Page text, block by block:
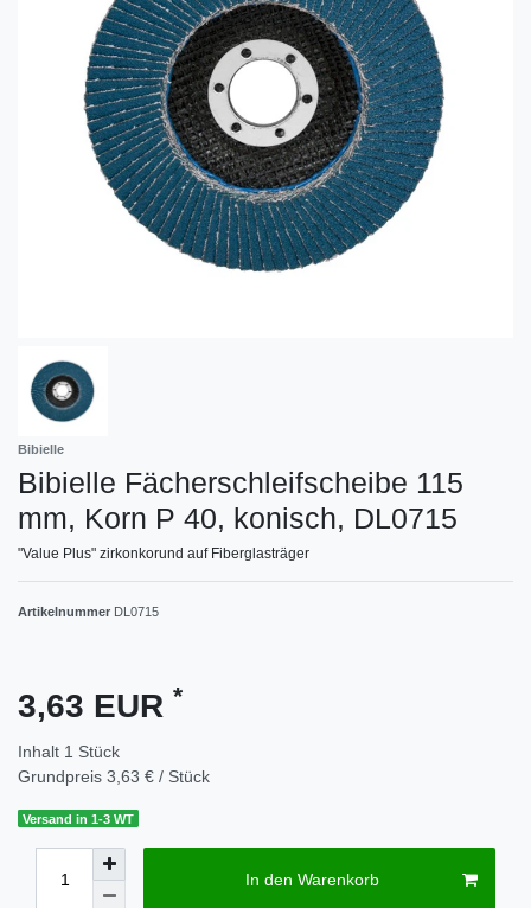
Bibielle
Bibielle Fächerschleifscheibe 115
mm, Korn P 40, konisch, DL0715
"Value Plus" zirkonkorund auf Fiberglasträger
Artikelnummer DL0715
3,63 EUR *
Inhalt 1 Stück
Grundpreis 3,63 € / Stück
Versand in 1-3 WT
In den Warenkorb